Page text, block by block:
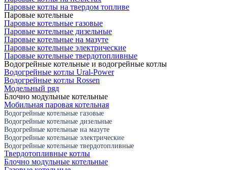
Паровые котлы на твердом топливе
Паровые котельные
Паровые котельные газовые
Паровые котельные дизельные
Паровые котельные на мазуте
Паровые котельные электрические
Паровые котельные твердотопливные
Водогрейные котельные и водогрейные котлы
Водогрейные котлы Ural-Power
Водогрейные котлы Rossen
Модельный ряд
Блочно модульные котельные
Мобильная паровая котельная
Водогрейные котельные газовые
Водогрейные котельные дизельные
Водогрейные котельные на мазуте
Водогрейные котельные электрические
Водогрейные котельные твердотопливные
Твердотопливные котлы
Блочно модульные котельные